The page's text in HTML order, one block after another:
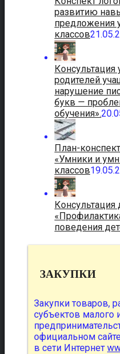
развитию
предложения
классов
Консультация
родителей
нарушение
букв —
обучения».
План-
«Умники и
классов
Консультация
поведения
ЗАКУПКИ
Закупки товаров,
субъектов малого
официальном
в сети Интернет